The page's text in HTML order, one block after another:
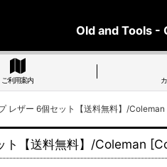
Old and Tools -
ご利用案内
レザー 6個セット【送料無料】/Coleman
ト【送料無料】/Coleman [